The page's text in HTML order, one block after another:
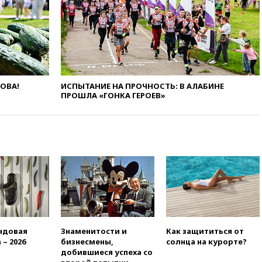
нанести ущерб экономике в
размере €800 млрд
14:49Пентагон озаботился
критикой Трампа по поводу
дефицита боеприпасов
украинец за шпионаж на
оборонном предприятии
14:19
Масштабный сбой
произошел в рунете
14:14
«Ведомости»: Озон банк
не пострадает от британских
санкций
Медведев назвал
Японию вассалом США
13:45
ИСПЫТАНИЕ НА ПРОЧНОСТЬ: В АЛАБИНЕ
ПРОШЛА «ГОНКА ГЕРОЕВ»
2026
Знаменитости и
бизнесмены,
добившиеся успеха со
Как защититься от
солнца на курорте?